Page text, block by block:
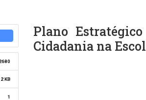
KB
1
Plano
Cidadania na